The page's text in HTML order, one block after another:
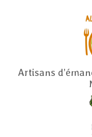
Artisans